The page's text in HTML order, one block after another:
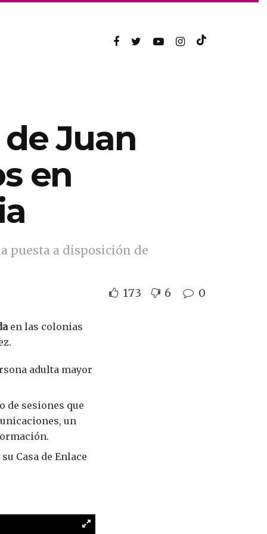
Juan
en
puesta a disposición de
173 6 0
en las colonias
adulta mayor
de sesiones que
un
Casa de Enlace